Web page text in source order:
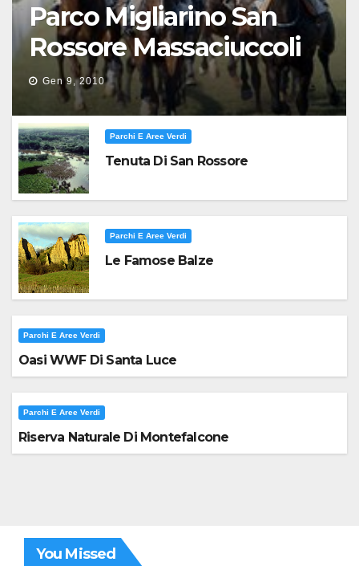
Parco Migliarino San
Rossore Massaciuccoli
Gen 9, 2010
Parchi E Aree Verdi
Tenuta Di San Rossore
Parchi E Aree Verdi
Le Famose Balze
Parchi E Aree Verdi
Oasi WWF Di Santa Luce
Parchi E Aree Verdi
Riserva Naturale Di Montefalcone
You Missed